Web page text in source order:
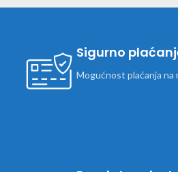
Sigurno
Mogućnost plaćanja na